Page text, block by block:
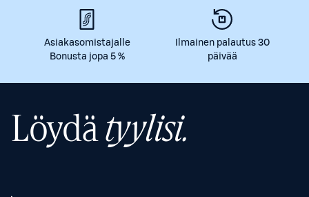
Asiakasomistajalle
Bonusta jopa 5 %
Ilmainen palautus 30
päivää
Löydätyylisi.